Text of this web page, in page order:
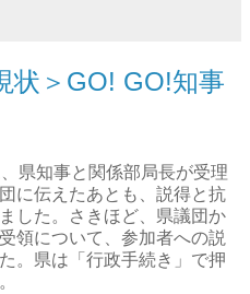
状＞GO! GO!知事
県知事と関係部局長が受理
に伝えたあとも、説得と抗
した。さきほど、県議団か
領について、参加者への説
。県は「行政手続き」で押